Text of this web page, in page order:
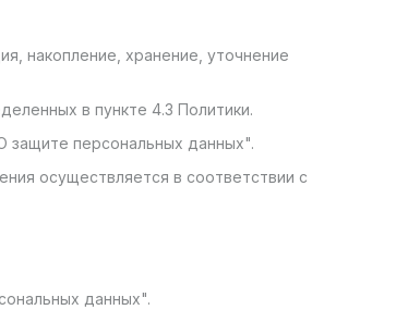
накопление, хранение, уточнение
в пункте 4.3 Политики.
защите персональных данных".
осуществляется в соответствии с
данных".